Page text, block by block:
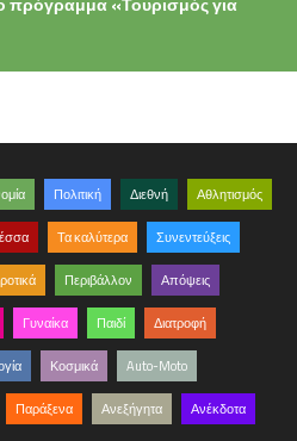
Πολιτική Διεθνή Αθλητισμός
Τα καλύτερα Συνεντεύξεις
Περιβάλλον Απόψεις
Γυναίκα Παιδί Διατροφή
Κοσμικά Auto-Moto
Παράξενα Ανεξήγητα Ανέκδοτα